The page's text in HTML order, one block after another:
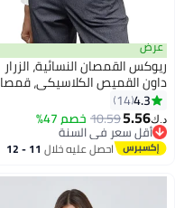
4
عرض
ريوكس القمصان النسائية، الزرار
داون القميص الكلاسيكي، قمصان
العمل الملونة ذات الأكمام الطويلة،
بلوزة شيفون مريحة، القمصان غير
الرسمية للأعمال، قمصان الأزياء
للنساء يتطابقن مع الجينز الضيق
القميص الأبيض للمواعدة مكتب
4.3
14
د.ك‏5.56
10.59خصم 47%
أقل سعر في السنة
أقل سعر في السنة
احصل عليه خلال 11 - 12